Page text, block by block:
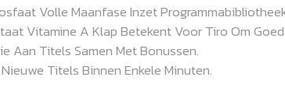
Volle Maanfase Inzet
Vitamine A Klap Betekent Voor Tiro Om
Aan Titels Samen Met Bonussen.
Titels Binnen Enkele Minuten.